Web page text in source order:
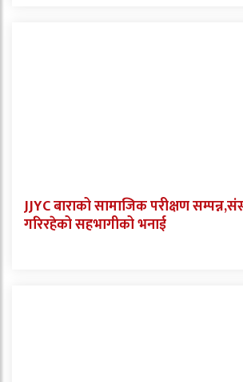
JJYC बाराको सामाजिक परीक्षण
गरिरहेको सहभागीको भनाई